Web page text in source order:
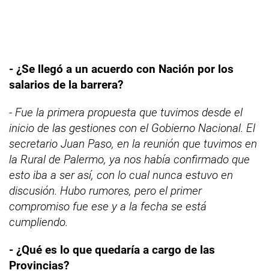
- ¿Se llegó a un acuerdo con Nación por los
salarios de la barrera?
- Fue la primera propuesta que tuvimos desde el
inicio de las gestiones con el Gobierno Nacional. El
secretario Juan Paso, en la reunión que tuvimos en
la Rural de Palermo, ya nos había confirmado que
esto iba a ser así, con lo cual nunca estuvo en
discusión. Hubo rumores, pero el primer
compromiso fue ese y a la fecha se está
cumpliendo.
- ¿Qué es lo que quedaría a cargo de las
Provincias?